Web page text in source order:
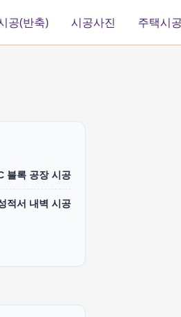
공(반축) 시공사진 주택시
블록 공장 시공
적서 내벽 시공